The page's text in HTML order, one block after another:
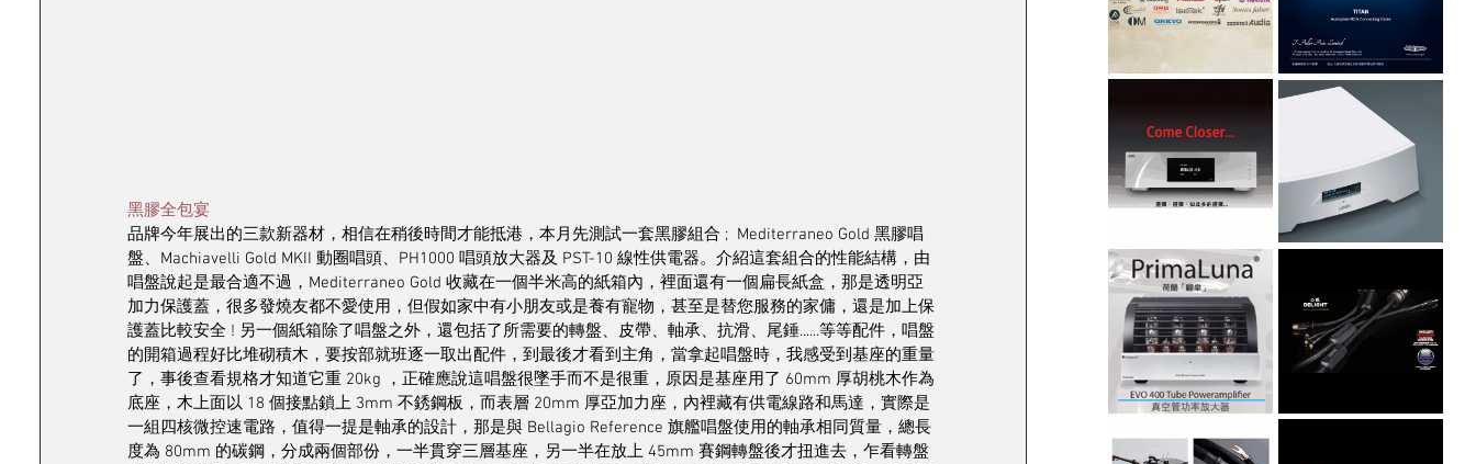
黑膠全包宴
品牌今年展出的三款新器材，相信在稍後時間才能抵港，本月先測試一套黑膠組合 ;  Mediterraneo Gold 黑膠唱
盤、Machiavelli Gold MKII 動圈唱頭、PH1000 唱頭放大器及 PST-10 線性供電器。介紹這套組合的性能結構，由
唱盤說起是最合適不過，Mediterraneo Gold 收藏在一個半米高的紙箱內，裡面還有一個扁長紙盒，那是透明亞
加力保護蓋，很多發燒友都不愛使用，但假如家中有小朋友或是養有寵物，甚至是替您服務的家傭，還是加上保
護蓋比較安全 ! 另一個紙箱除了唱盤之外，還包括了所需要的轉盤、皮帶、軸承、抗滑、尾錘......等等配件，唱盤
的開箱過程好比堆砌積木，要按部就班逐一取出配件，到最後才看到主角，當拿起唱盤時，我感受到基座的重量
了，事後查看規格才知道它重 20kg ，正確應說這唱盤很墜手而不是很重，原因是基座用了 60mm 厚胡桃木作為
底座，木上面以 18 個接點鎖上 3mm 不銹鋼板，而表層 20mm 厚亞加力座，內裡藏有供電線路和馬達，實際是
一組四核微控速電路，值得一提是軸承的設計，那是與 Bellagio Reference 旗艦唱盤使用的軸承相同質量，總長
度為 80mm 的碳鋼，分成兩個部份，一半貫穿三層基座，另一半在放上 45mm 賽鋼轉盤後才扭進去，乍看轉盤